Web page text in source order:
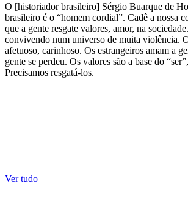
O [historiador brasileiro] Sérgio Buarque de
brasileiro é o “homem cordial”. Cadê a nossa
que a gente resgate valores, amor, na
convivendo num universo de muita violência.
afetuoso, carinhoso. Os estrangeiros amam a
gente se perdeu. Os valores são a base do
Precisamos resgatá-los.
Ver tudo